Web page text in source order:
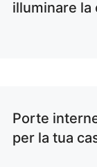
illuminare la
Porte
per la tua